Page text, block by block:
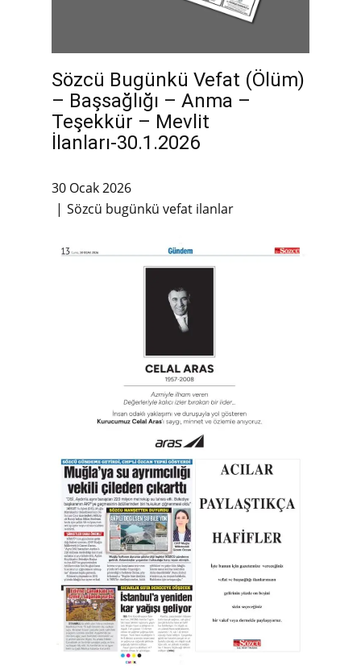
Sözcü Bugünkü Vefat (Ölüm)
– Başsağlığı – Anma –
Teşekkür – Mevlit
İlanları-30.1.2026
30 Ocak 2026
Sözcü bugünkü vefat ilanlar